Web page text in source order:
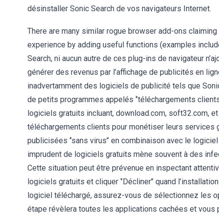
désinstaller Sonic Search de vos navigateurs Internet.
There are many similar rogue browser add-ons
experience by adding useful functions (examples
Search, ni aucun autre de ces plug-ins de navigateur
générer des revenus par l’affichage de publicités en
inadvertamment des logiciels de publicité tels que
de petits programmes appelés ‘’téléchargements
logiciels gratuits incluant, download.com, soft32.com,
téléchargements clients pour monétiser leurs services
publicisées ‘’sans virus’’ en combinaison avec le
imprudent de logiciels gratuits mène souvent à des
Cette situation peut être prévenue en inspectant
logiciels gratuits et cliquer ‘’Décliner’’ quand
logiciel téléchargé, assurez-vous de sélectionnez les
étape révèlera toutes les applications cachées et